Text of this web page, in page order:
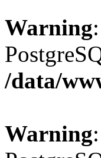
Warning
/data/
Warning